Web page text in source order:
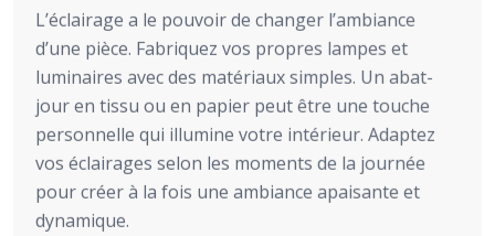
L’éclairage a le pouvoir de changer l’ambiance
d’une pièce. Fabriquez vos propres lampes et
luminaires avec des matériaux simples. Un abat-
jour en tissu ou en papier peut être une touche
personnelle qui illumine votre intérieur. Adaptez
vos éclairages selon les moments de la journée
pour créer à la fois une ambiance apaisante et
dynamique.